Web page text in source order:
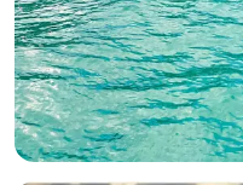
Mit Kapitaen
Segeln 12 Pers. · 18.00m
Guenstigster
5.000 TL